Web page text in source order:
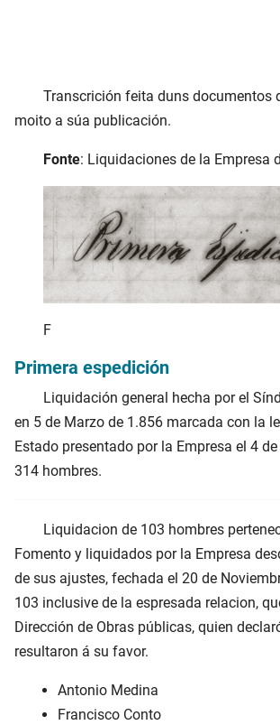
Transcrición feita duns documentos
moito a súa publicación.
Fonte: Liquidaciones de la Empresa
F
Primera espedición
Liquidación general hecha por el
en 5 de Marzo de 1.856 marcada con la
Estado presentado por la Empresa el 4
314 hombres.
Liquidacion de 103 hombres
Fomento y liquidados por la Empresa
de sus ajustes, fechada el 20 de
103 inclusive de la espresada relacion,
Dirección de Obras públicas, quien
resultaron á su favor.
Antonio Medina
Francisco Conto